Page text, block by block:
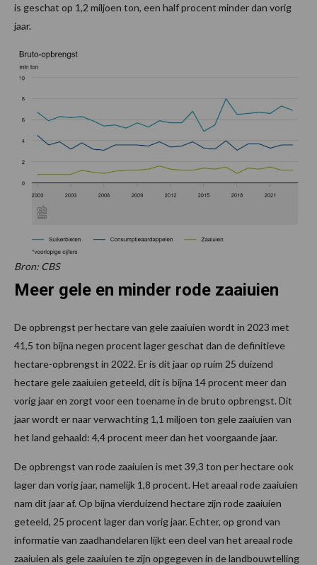
is geschat op 1,2 miljoen ton, een half procent minder dan vorig
jaar.
Bron: CBS
Meer gele en minder rode zaaiuien
De opbrengst per hectare van gele zaaiuien wordt in 2023 met
41,5 ton bijna negen procent lager geschat dan de definitieve
hectare-opbrengst in 2022. Er is dit jaar op ruim 25 duizend
hectare gele zaaiuien geteeld, dit is bijna 14 procent meer dan
vorig jaar en zorgt voor een toename in de bruto opbrengst. Dit
jaar wordt er naar verwachting 1,1 miljoen ton gele zaaiuien van
het land gehaald: 4,4 procent meer dan het voorgaande jaar.
De opbrengst van rode zaaiuien is met 39,3 ton per hectare ook
lager dan vorig jaar, namelijk 1,8 procent. Het areaal rode zaaiuien
nam dit jaar af. Op bijna vierduizend hectare zijn rode zaaiuien
geteeld, 25 procent lager dan vorig jaar. Echter, op grond van
informatie van zaadhandelaren lijkt een deel van het areaal rode
zaaiuien als gele zaaiuien te zijn opgegeven in de landbouwtelling